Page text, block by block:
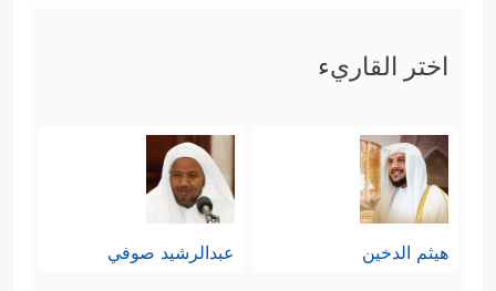
اختر القاريء
هيثم الدخين عبدالرشيد صوفي